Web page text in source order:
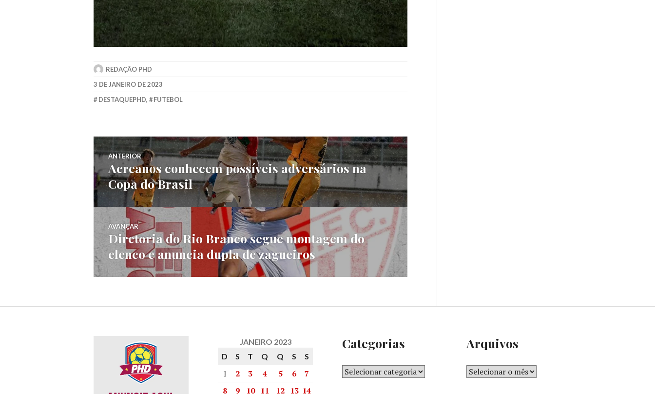
REDAÇÃO PHD
3 DE JANEIRO DE 2023
DESTAQUEPHD, FUTEBOL
ANTERIOR
Acreanos conhecem possíveis adversários na
Copa do Brasil
AVANÇAR
Diretoria do Rio Branco segue montagem do
elenco e anuncia dupla de zagueiros
JANEIRO 2023
D
S T Q Q S S
1 2 3 4 5 6
7
8
9 10 11 12 13 14
Categorias Arquivos